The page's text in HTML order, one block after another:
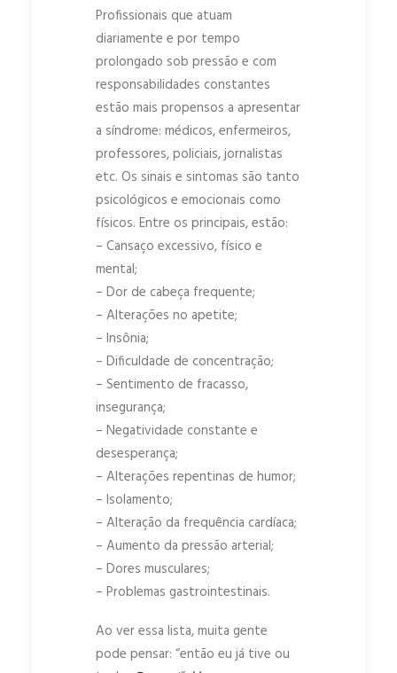
Profissionais que atuam
diariamente e por tempo
prolongado sob pressão e com
responsabilidades constantes
estão mais propensos a apresentar
a síndrome: médicos, enfermeiros,
professores, policiais, jornalistas
etc. Os sinais e sintomas são tanto
psicológicos e emocionais como
físicos. Entre os principais, estão:
– Cansaço excessivo, físico e
mental;
– Dor de cabeça frequente;
– Alterações no apetite;
– Insônia;
– Dificuldade de concentração;
– Sentimento de fracasso,
insegurança;
– Negatividade constante e
desesperança;
– Alterações repentinas de humor;
– Isolamento;
– Alteração da frequência cardíaca;
– Aumento da pressão arterial;
– Dores musculares;
– Problemas gastrointestinais.
Ao ver essa lista, muita gente
pode pensar: “então eu já tive ou